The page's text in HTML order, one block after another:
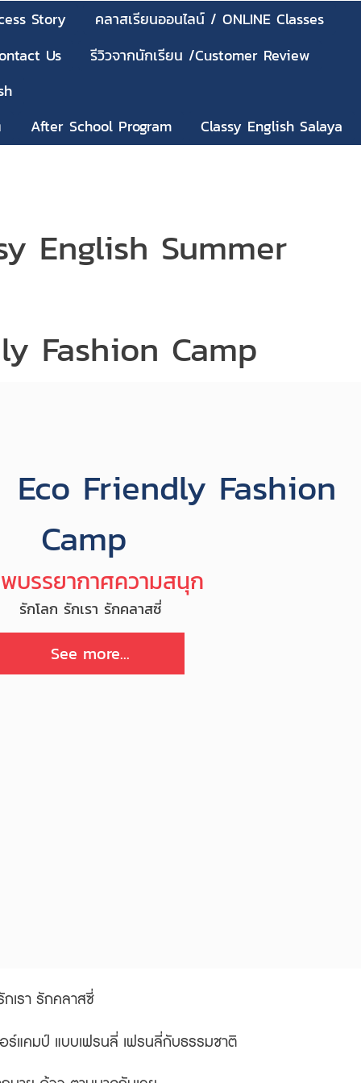
Story
คลาสเรียนออนไลน์ / ONLINE Classes
Us
รีวิวจากนักเรียน /Customer Review
After School Program Classy English Salaya
Summer
Camp
Friendly Fashion
Camp
บรรยากาศความสนุก
รักโลก รักเรา รักคลาสซี่
See more...
เรา รักคลาสซี่
แคมป์ แบบเฟรนลี่ เฟรนลี่กับธรรมชาติ